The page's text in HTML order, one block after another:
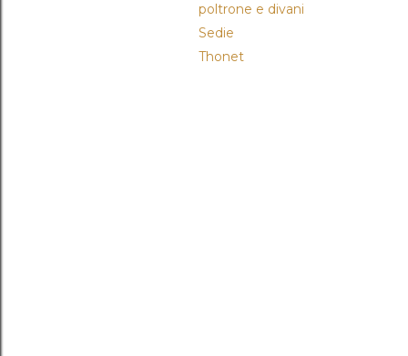
poltrone e divani
Sedie
Thonet